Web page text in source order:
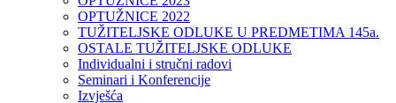
OPTUŽNICE 2022
TUŽITELJSKE ODLUKE U PREDMETIMA 145a.
OSTALE TUŽITELJSKE ODLUKE
Individualni i stručni radovi
Seminari i Konferencije
Izvješća